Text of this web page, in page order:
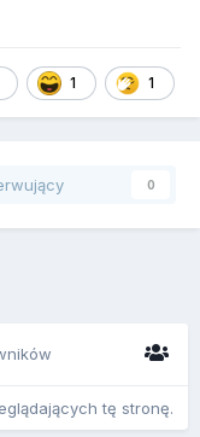
1 1
0
tę stronę.